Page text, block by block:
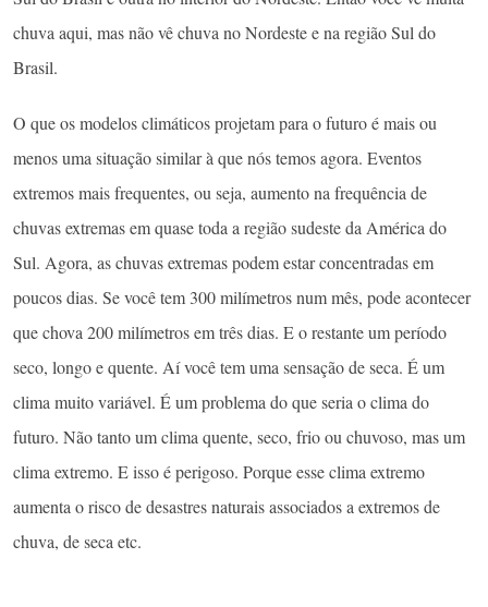
chuva aqui, mas não vê chuva no Nordeste e na região Sul do
Brasil.
O que os modelos climáticos projetam para o futuro é mais ou
menos uma situação similar à que nós temos agora. Eventos
extremos mais frequentes, ou seja, aumento na frequência de
chuvas extremas em quase toda a região sudeste da América do
Sul. Agora, as chuvas extremas podem estar concentradas em
poucos dias. Se você tem 300 milímetros num mês, pode acontecer
que chova 200 milímetros em três dias. E o restante um período
seco, longo e quente. Aí você tem uma sensação de seca. É um
clima muito variável. É um problema do que seria o clima do
futuro. Não tanto um clima quente, seco, frio ou chuvoso, mas um
clima extremo. E isso é perigoso. Porque esse clima extremo
aumenta o risco de desastres naturais associados a extremos de
chuva, de seca etc.